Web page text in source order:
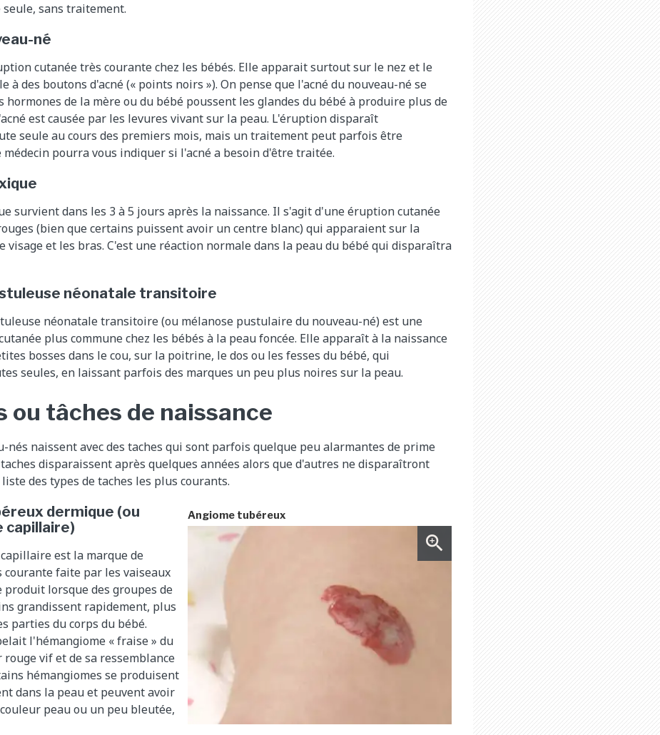
sans traitement.
né
cutanée très courante chez les bébés. Elle apparait surtout sur le nez et le
à des boutons d'acné (« points noirs »). On pense que l'acné du nouveau-né se
hormones de la mère ou du bébé poussent les glandes du bébé à produire plus de
est causée par les levures vivant sur la peau. L'éruption disparaît
seule au cours des premiers mois, mais un traitement peut parfois être
médecin pourra vous indiquer si l'acné a besoin d'être traitée.
survient dans les 3 à 5 jours après la naissance. Il s'agit d'une éruption cutanée
(bien que certains puissent avoir un centre blanc) qui apparaient sur la
visage et les bras. C'est une réaction normale dans la peau du bébé qui disparaîtra
néonatale transitoire
néonatale transitoire (ou mélanose pustulairedu nouveau-né) est une
plus commune chez les bébés à la peau foncée. Elle apparaît à la naissance
bosses dans le cou, sur la poitrine, le dos ou les fesses du bébé, qui
seules, en laissant parfois des marques un peu plus noires sur la peau.
ou tâches de naissance
nés naissent avec des taches qui sont parfois quelque peu alarmantes de prime
disparaissent après quelques années alors que d'autres ne disparaîtront
des types de taches les plus courants.
Angiome tubéreux
dermique (ou
capillaire)
capillaire est la marque de
courante faite par les vaiseaux
produit lorsque des groupes de
grandissent rapidement, plus
parties du corps du bébé.
l'hémangiome « fraise » du
vif et de sa ressemblance
hémangiomes se produisent
dans la peau et peuvent avoir
peau ou un peu bleutée,